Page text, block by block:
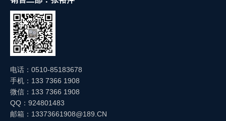
电话：0510-85183678
手机：133 7366 1908
微信：133 7366 1908
QQ：924801483
邮箱：13373661908@189.CN